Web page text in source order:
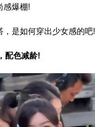
感爆棚!
是如何穿出少女感的吧!
配色减龄!